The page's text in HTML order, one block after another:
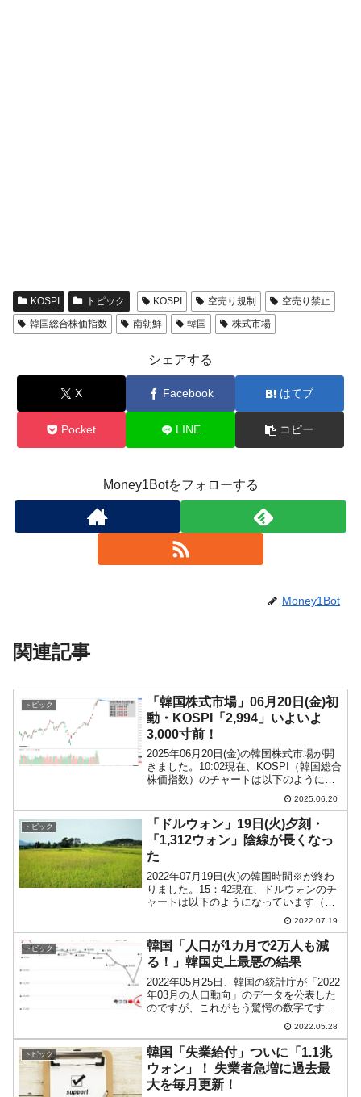
KOSPI トピック KOSPI 空売り規制
空売り禁止
韓国総合株価指数
南朝鮮 韓国 株式市場
シェアする
X Facebook はてブ
Pocket LINE コピー
Money1Botをフォローする
Money1Bot
関連記事
トピック
「韓国株式市場」06月20日(金)初
動・KOSPI「2,994」いよいよ
3,000寸前！
2025年06月20日(金)の韓国株式市場が開
きました。10:02現在、KOSPI（韓国総合
株価指数）のチャートは以下のようにな
『Investing.com』より引用）。上げてい
ます。KOSPIは3,000寸前の「2,...
2025.06.20
トピック
「ドルウォン」19日(火)夕刻・
「1,312ウォン」陰線が長くなっ
た
2022年07月19日(火)の韓国時間※が終わ
りました。15：42現在、ドルウォンのチ
ャートは以下のようになっています（チ
ャートは『Investing.com』より引用）。
陰線が長くなりました。現在のところ「1
ドル＝1,312ウォン」近辺の...
2022.07.19
トピック
韓国「人口が1カ月で2万人も減
る！」韓国史上最悪の結果
2022年05月25日、韓国の統計庁が「2022
年03月の人口動向」のデータを公表した
のですが、これがもう驚愕の数字です。
何度もご紹介しているとおり、韓国は
2020年に人口の自然減少フェーズに入り
ました。合計特殊出生率は世界最低の
「0.81...
2022.05.28
トピック
韓国「失業給付」ついに「1.1兆
ウォン」！ 失業者急増に過去最
大を毎月更新！